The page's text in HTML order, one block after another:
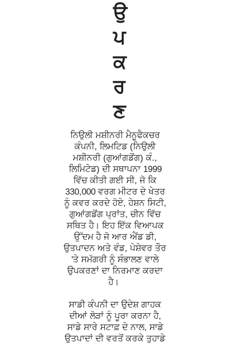
ਉ
ਪ
ਕ
ਰ
ਣ
ਨਿਉਲੀ ਮਸ਼ੀਨਰੀ ਮੈਨੂਫੈਕਚਰ
ਕੰਪਨੀ, ਲਿਮਟਿਡ (ਨਿਉਲੀ
ਮਸ਼ੀਨਰੀ (ਗੁਆਂਗਡੋਂਗ) ਕੰ.,
ਲਿਮਿਟੇਡ) ਦੀ ਸਥਾਪਨਾ 1999
ਵਿੱਚ ਕੀਤੀ ਗਈ ਸੀ, ਜੋ ਕਿ
330,000 ਵਰਗ ਮੀਟਰ ਦੇ ਖੇਤਰ
ਨੂੰ ਕਵਰ ਕਰਦੇ ਹੋਏ, ਹੇਸ਼ਨ ਸਿਟੀ,
ਗੁਆਂਗਡੋਂਗ ਪ੍ਰਾਂਤ, ਚੀਨ ਵਿੱਚ
ਸਥਿਤ ਹੈ। ਇਹ ਇੱਕ ਵਿਆਪਕ
ਉੱਦਮ ਹੈ ਜੋ ਆਰ ਐਂਡ ਡੀ,
ਉਤਪਾਦਨ ਅਤੇ ਵੰਡ, ਪੇਸ਼ੇਵਰ ਤੌਰ
'ਤੇ ਸਮੱਗਰੀ ਨੂੰ ਸੰਭਾਲਣ ਵਾਲੇ
ਉਪਕਰਣਾਂ ਦਾ ਨਿਰਮਾਣ ਕਰਦਾ
ਹੈ।
ਸਾਡੀ ਕੰਪਨੀ ਦਾ ਉਦੇਸ਼ ਗਾਹਕ
ਦੀਆਂ ਲੋੜਾਂ ਨੂੰ ਪੂਰਾ ਕਰਨਾ ਹੈ,
ਸਾਡੇ ਸਾਰੇ ਸਟਾਫ਼ ਦੇ ਨਾਲ, ਸਾਡੇ
ਉਤਪਾਦਾਂ ਦੀ ਵਰਤੋਂ ਕਰਕੇ ਤੁਹਾਡੇ